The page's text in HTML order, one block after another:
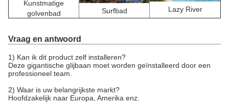
Kunstmatige
golvenbad
Surfbad Lazy River
Vraag en antwoord
1) Kan ik dit product zelf installeren?
Deze gigantische glijbaan moet worden geïnstalleerd door een
professioneel team.
2) Waar is uw belangrijkste markt?
Hoofdzakelijk naar Europa, Amerika enz.